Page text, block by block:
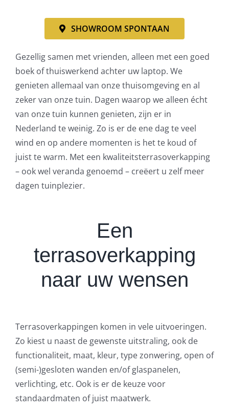
SHOWROOM SPONTAAN
Gezellig samen met vrienden, alleen met een goed
boek of thuiswerkend achter uw laptop. We
genieten allemaal van onze thuisomgeving en al
zeker van onze tuin. Dagen waarop we alleen écht
van onze tuin kunnen genieten, zijn er in
Nederland te weinig. Zo is er de ene dag te veel
wind en op andere momenten is het te koud of
juist te warm. Met een kwaliteitsterrasoverkapping
– ook wel veranda genoemd – creëert u zelf meer
dagen tuinplezier.
Een
terrasoverkapping
naar uw wensen
Terrasoverkappingen komen in vele uitvoeringen.
Zo kiest u naast de gewenste uitstraling, ook de
functionaliteit, maat, kleur, type zonwering, open of
(semi-)gesloten wanden en/of glaspanelen,
verlichting, etc. Ook is er de keuze voor
standaardmaten of juist maatwerk.